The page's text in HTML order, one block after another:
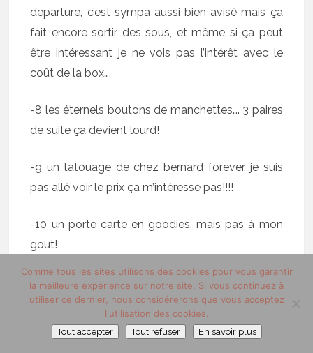
departure, c’est sympa aussi bien avisé mais ça
fait encore sortir des sous, et même si ça peut
être intéressant je ne vois pas l’intérêt avec le
coût de la box….
-8 les éternels boutons de manchettes…. 3 paires
de suite ça devient lourd!
-9 un tatouage de chez bernard forever, je suis
pas allé voir le prix ça m’intéresse pas!!!!
-10 un porte carte en goodies, mais pas à mon
gout!
En plus j’ai remarqué avec un certain désarroi que
la box en elle même est identique à la première,
le petit dessin qui faisait le charme de cette
petite boîte noire est le même que celui de la
Comme tous les sites utilisons des cookies pour vous garantir
la meilleure expérience sur notre site. Si vous continuez à
utiliser ce dernier, nous considérerons que vous acceptez
l'utilisation des cookies.
Tout accepter Tout refuser En savoir plus